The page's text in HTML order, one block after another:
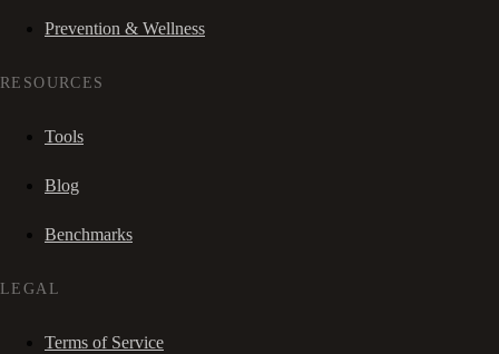
Prevention & Wellness
RESOURCES
Tools
Blog
Benchmarks
LEGAL
Terms of Service